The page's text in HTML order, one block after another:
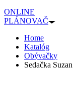
ONLINE
PLÁNOVAČ
Home
Katalóg
Obývačky
Sedačka Suzan